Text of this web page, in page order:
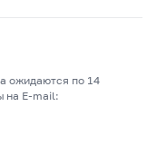
ожидаются по 14
на E-mail: